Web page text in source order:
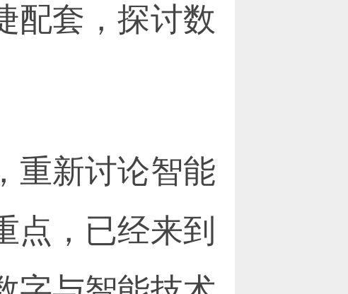
配套，探讨数
重新讨论智能
点，已经来到